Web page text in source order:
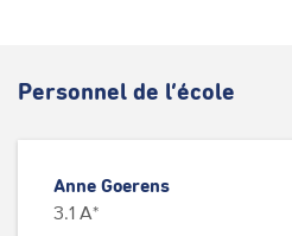
Personnel de l’école
Anne Goerens
3.1 A*